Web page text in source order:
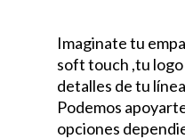
Imaginate tu
soft touch ,tu
detalles de tu
Podemos
opciones